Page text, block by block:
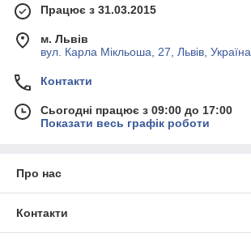
Працює з 31.03.2015
м. Львів
вул. Карла Мікльоша, 27, Львів, Україна
Контакти
Сьогодні працює з 09:00 до 17:00
Показати весь графік роботи
Про нас
Контакти